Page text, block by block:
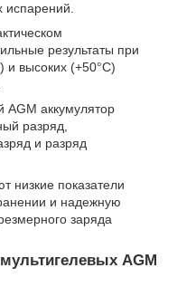
испарений.
результаты при
и высоких (+50°С)
AGM аккумулятор
разряд,
и разряд
низкие показатели
и надежную
заряда
AGM